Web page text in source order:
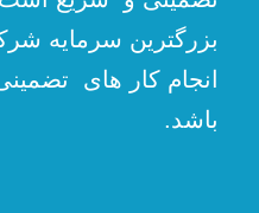
بزرگترین سرمایه
انجام کار های
باشد.